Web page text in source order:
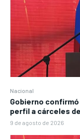
Nacional
Gobierno
perfil a cárceles
9 de agosto de 2026